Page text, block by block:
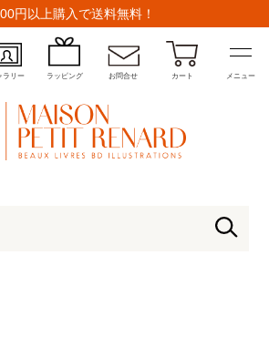
円以上購入で送料無料！
ラリー ラッピング お問合せ カート メニュー